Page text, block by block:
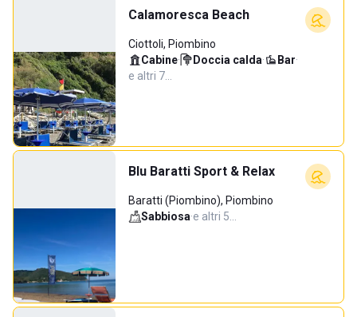
Calamoresca Beach
Ciottoli, Piombino
Cabine· Doccia calda· Bar·
e altri 7…
Blu Baratti Sport & Relax
Baratti (Piombino), Piombino
Sabbiosa·e altri 5…